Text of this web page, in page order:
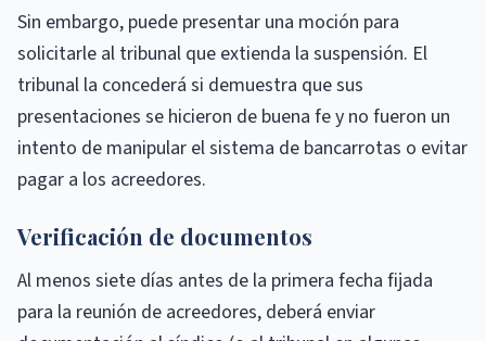
Sin embargo, puede presentar una moción para
solicitarle al tribunal que extienda la suspensión. El
tribunal la concederá si demuestra que sus
presentaciones se hicieron de buena fe y no fueron un
intento de manipular el sistema de bancarrotas o evitar
pagar a los acreedores.
Verificación de documentos
Al menos siete días antes de la primera fecha fijada
para la reunión de acreedores, deberá enviar